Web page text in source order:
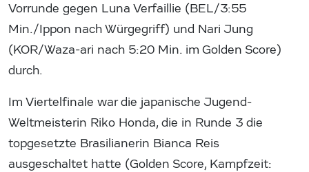
Vorrunde gegen Luna Verfaillie (BEL/3:55
Min./Ippon nach Würgegriff) und Nari Jung
(KOR/Waza-ari nach 5:20 Min. im Golden Score)
durch.
Im Viertelfinale war die japanische Jugend-
Weltmeisterin Riko Honda, die in Runde 3 die
topgesetzte Brasilianerin Bianca Reis
ausgeschaltet hatte (Golden Score, Kampfzeit: